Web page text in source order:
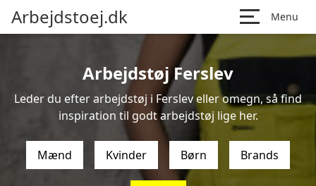
Arbejdstoej.dk Menu
Arbejdstøj Ferslev
Leder du efter arbejdstøj i Ferslev eller omegn, så find
inspiration til godt arbejdstøj lige her.
Mænd Kvinder Børn Brands